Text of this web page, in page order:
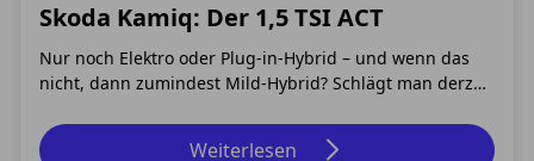
Skoda Kamiq: Der 1,5 TSI ACT
Nur noch Elektro oder Plug-in-Hybrid – und wenn das
nicht, dann zumindest Mild-Hybrid? Schlägt man derzeit
diesen Eindruck gewinnen. Denn viele Hersteller haben
Weiterlesen